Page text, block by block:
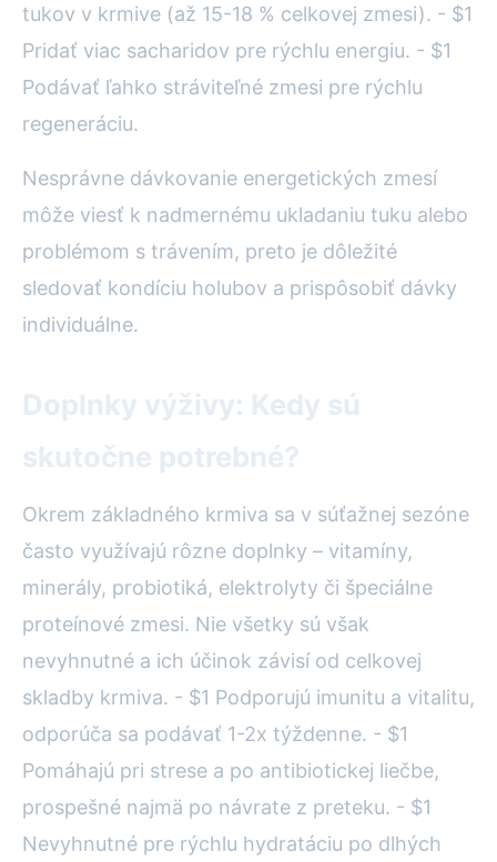
tukov v krmive (až 15-18 % celkovej zmesi). - $1
Pridať viac sacharidov pre rýchlu energiu. - $1
Podávať ľahko stráviteľné zmesi pre rýchlu
regeneráciu.
Nesprávne dávkovanie energetických zmesí
môže viesť k nadmernému ukladaniu tuku alebo
problémom s trávením, preto je dôležité
sledovať kondíciu holubov a prispôsobiť dávky
individuálne.
Doplnky výživy: Kedy sú
skutočne potrebné?
Okrem základného krmiva sa v súťažnej sezóne
často využívajú rôzne doplnky – vitamíny,
minerály, probiotiká, elektrolyty či špeciálne
proteínové zmesi. Nie všetky sú však
nevyhnutné a ich účinok závisí od celkovej
skladby krmiva. - $1 Podporujú imunitu a vitalitu,
odporúča sa podávať 1-2x týždenne. - $1
Pomáhajú pri strese a po antibiotickej liečbe,
prospešné najmä po návrate z preteku. - $1
Nevyhnutné pre rýchlu hydratáciu po dlhých